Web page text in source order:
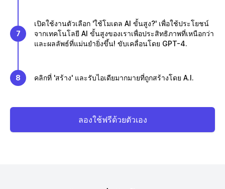
7
เปิดใช้งานตัวเลือก 'ใช้โมเดล AI ขั้นสูง?' เพื่อใช้ประโยชน์
จากเทคโนโลยี AI ขั้นสูงของเราเพื่อประสิทธิภาพที่เหนือกว่า
และผลลัพธ์ที่แม่นยำยิ่งขึ้น! ขับเคลื่อนโดย GPT-4.
8 คลิกที่ 'สร้าง' และรับไอเดียมากมายที่ถูกสร้างโดย A.I.
ลองใช้ฟรีด้วยตัวเอง